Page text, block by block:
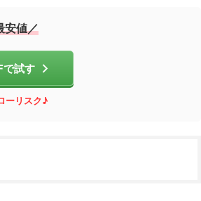
安値／
で試す
ーリスク♪